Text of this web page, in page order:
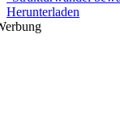
Herunterladen